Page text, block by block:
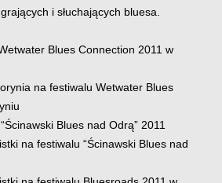
i słuchających bluesa.
Blues Connection 2011 w
na festiwalu Wetwater Blues
Blues nad Odrą” 2011
na festiwalu “Ścinawski Blues nad